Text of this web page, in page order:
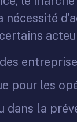
pour les
dans la